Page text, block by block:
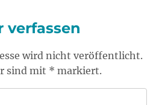
verfassen
wird nicht veröffentlicht.
sind mit * markiert.